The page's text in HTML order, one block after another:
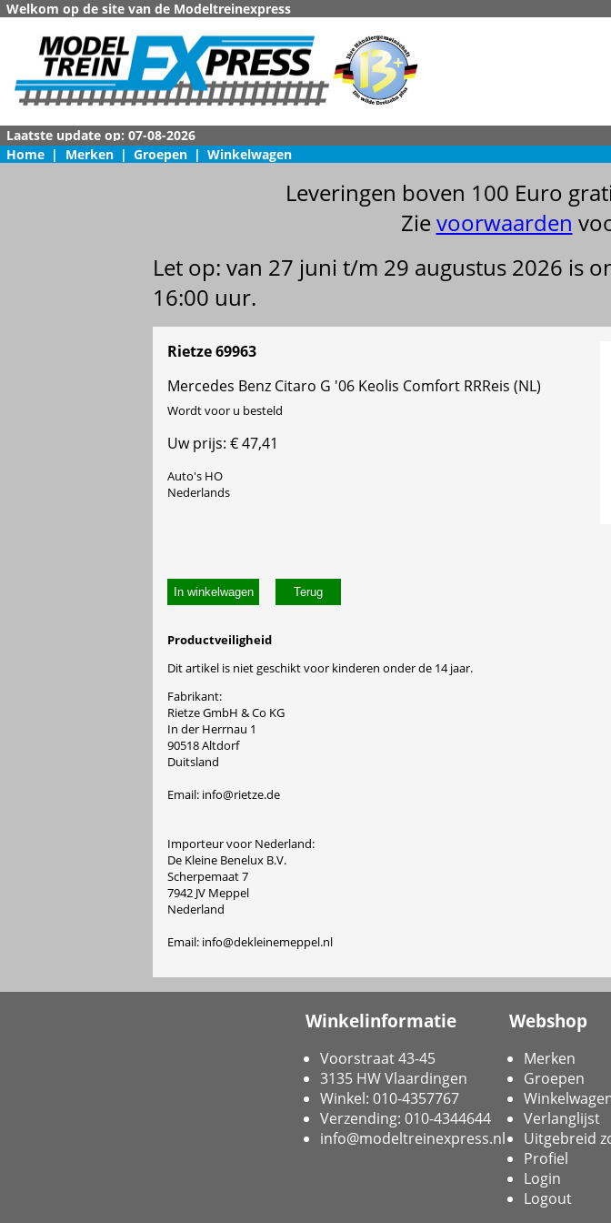
Welkom op de site van de Modeltreinexpress
Home | Merken | Groepen | Winkelwagen
Leveringen boven 100 Euro
Zievoorwaarden
Let op: van 27 juni t/m 29 augustus 2026 is
16:00 uur.
Rietze 69963
Mercedes Benz Citaro G '06 Keolis Comfort RRReis (NL)
Wordt voor u besteld
Uw prijs: € 47,41
Auto's HO
Nederlands
In winkelwagen
Productveiligheid
Dit artikel is niet geschikt voor kinderen onder de 14 jaar.
Fabrikant:
Rietze GmbH & Co KG
In der Herrnau 1
90518 Altdorf
Duitsland
Email: info@rietze.de
Importeur voor Nederland:
De Kleine Benelux B.V.
Scherpemaat 7
7942 JV Meppel
Nederland
Email: info@dekleinemeppel.nl
Winkelinformatie
Voorstraat 43-45
3135 HW Vlaardingen
Winkel: 010-4357767
Verzending: 010-4344644
info@modeltreinexpress.nl
Webshop
Merken
Groepen
Verlanglijst
Uitgebreid
Profiel
Login
Logout